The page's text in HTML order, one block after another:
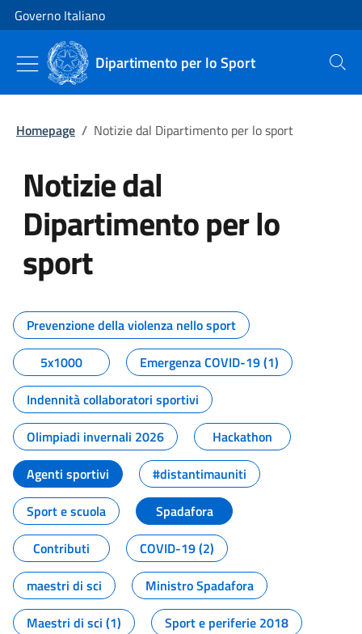
Vai al contenuto
Vai alla navigazione del sito
Governo Italiano
Dipartimento per lo Sport Cerca
Homepage / Notizie dal Dipartimento per lo sport
Notizie dal
Dipartimento per lo
sport
Tutti i contenuti della pagina
Prevenzione della violenza nello sport
5x1000
Emergenza COVID-19 (1)
Indennità collaboratori sportivi
Olimpiadi invernali 2026
Hackathon
Agenti sportivi
#distantimauniti
Sport e scuola
Spadafora
Contributi
COVID-19 (2)
maestri di sci
Ministro Spadafora
Maestri di sci (1)
Sport e periferie 2018